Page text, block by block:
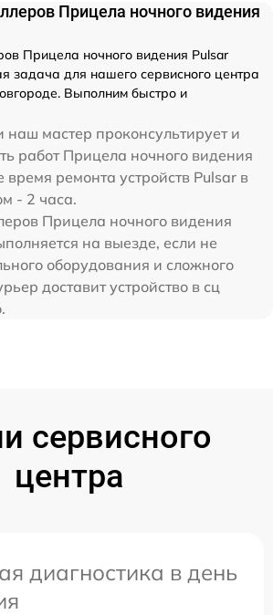
Прицела ночного видения
Прицела ночного видения Pulsar
задача для нашего сервисного центра
Выполним быстро и
наш мастер проконсультирует и
работ Прицела ночного видения
время ремонта устройств Pulsar в
- 2 часа.
Прицела ночного видения
на выезде, если не
оборудования и сложного
доставит устройство в сц
сервисного
центра
диагностика в день